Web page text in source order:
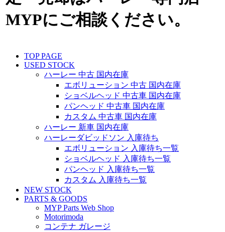
MYPにご相談ください。
TOP PAGE
USED STOCK
ハーレー 中古 国内在庫
エボリューション 中古 国内在庫
ショベルヘッド 中古車 国内在庫
パンヘッド 中古車 国内在庫
カスタム 中古車 国内在庫
ハーレー 新車 国内在庫
ハーレーダビッドソン 入庫待ち
エボリューション 入庫待ち一覧
ショベルヘッド 入庫待ち一覧
パンヘッド 入庫待ち一覧
カスタム 入庫待ち一覧
NEW STOCK
PARTS & GOODS
MYP Parts Web Shop
Motorimoda
コンテナ ガレージ